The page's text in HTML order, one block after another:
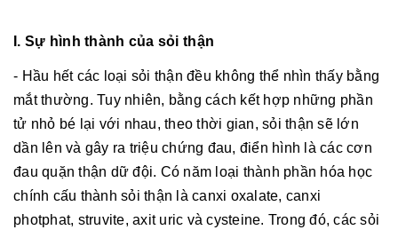
I. Sự hình thành của sỏi thận
- Hầu hết các loại sỏi thận đều không thể nhìn thấy bằng
mắt thường. Tuy nhiên, bằng cách kết hợp những phần
tử nhỏ bé lại với nhau, theo thời gian, sỏi thận sẽ lớn
dần lên và gây ra triệu chứng đau, điển hình là các cơn
đau quặn thận dữ đội. Có năm loại thành phần hóa học
chính cấu thành sỏi thận là canxi oxalate, canxi
photphat, struvite, axit uric và cysteine. Trong đó, các sỏi